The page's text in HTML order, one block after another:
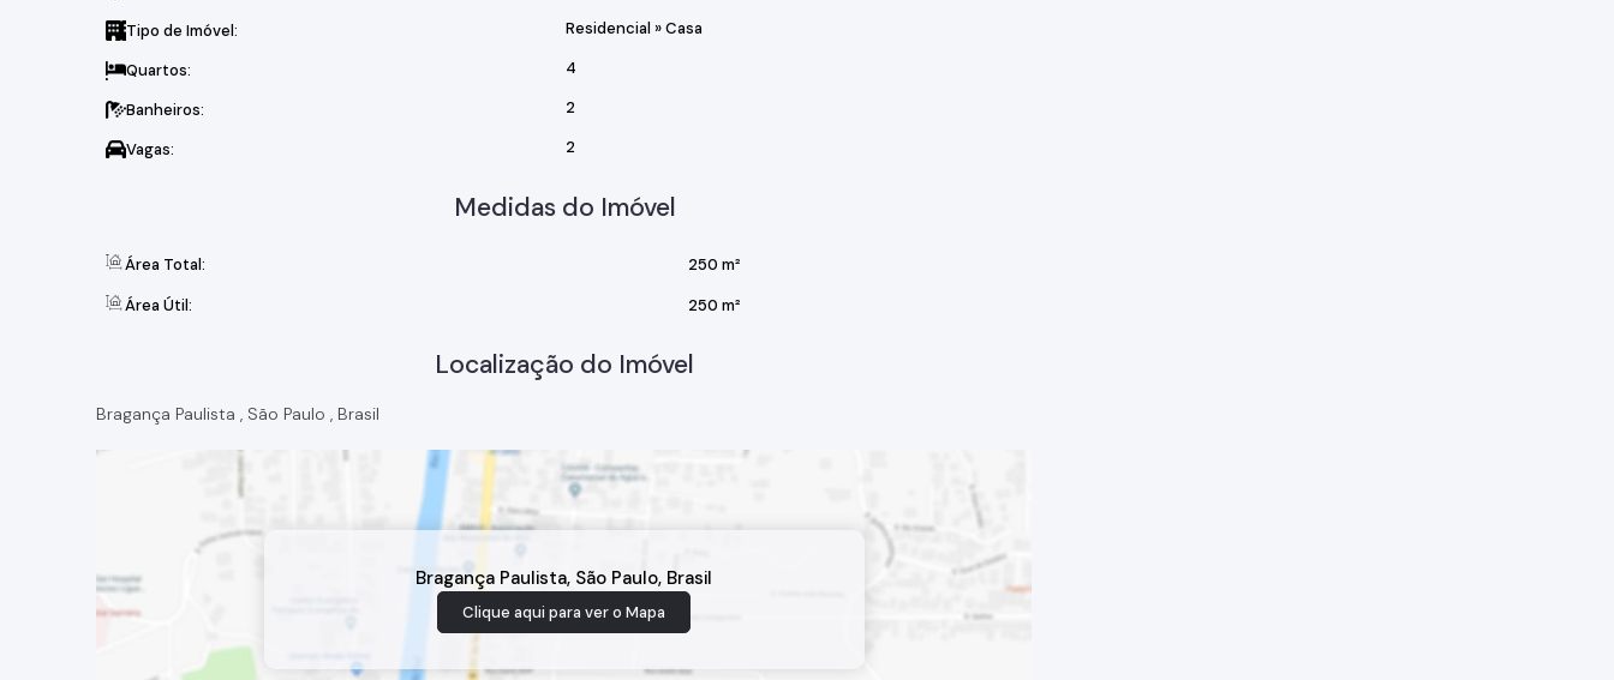
Tipo de Imóvel: Residencial »Casa
Quartos: 4
Banheiros: 2
Vagas: 2
Medidas do Imóvel
Área Total:
250 m²
Área Útil:
250 m²
Localização do Imóvel
Bragança Paulista , São Paulo , Brasil
Bragança Paulista, São Paulo, Brasil
Clique aqui para ver o Mapa